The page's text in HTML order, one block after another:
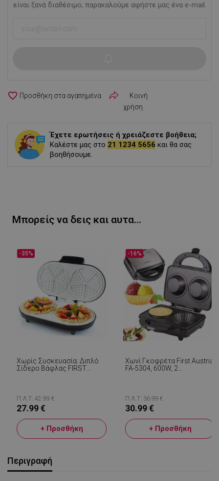
είναι ξανά διαθέσιμο, παρακαλούμε αφήστε μας ένα e-mail.
favorite_border
Κοινή
χρήση
Έχετε ερωτήσεις ή χρειάζεστε βοήθεια;
Καλέστε μας στο 21 1234 5656 και θα σας
βοηθήσουμε.
Μπορείς να δεις και αυτα...
Χωρίς Συσκευασία: Διπλό
Σίδερο Βάφλας FIRST
Μαύρο / Ανοξείδωτο
-35%
Π.Λ.Τ: 42.99 €
27.99 €
+ Προσθήκη
Χωνί Γκοφρέτα First Austria
FA-5304, 600W, 2
-16%
Π.Λ.Τ: 36.99 €
30.99 €
+ Προσθήκη
Περιγραφή